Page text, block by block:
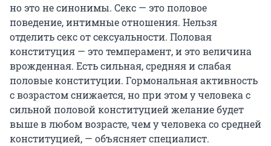
но это не синонимы. Секс — это половое
поведение, интимные отношения. Нельзя
отделить секс от сексуальности. Половая
конституция — это темперамент, и это величина
врожденная. Есть сильная, средняя и слабая
половые конституции. Гормональная активность
с возрастом снижается, но при этом у человека с
сильной половой конституцией желание будет
выше в любом возрасте, чем у человека со средней
конституцией, — объясняет специалист.